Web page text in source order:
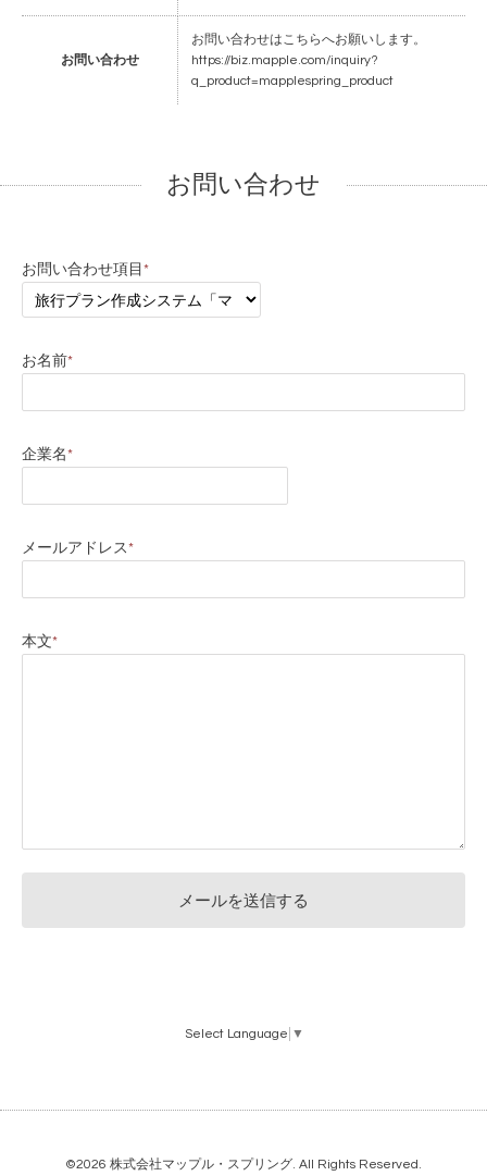
お問い合わせ
お問い合わせはこちらへお願いします。
https://biz.mapple.com/inquiry?
q_product=mapplespring_product
お問い合わせ
お問い合わせ項目 *
お名前*
企業名*
メールアドレス*
本文*
Select Language ▼
©2026 株式会社マップル・スプリング. All Rights Reserved.